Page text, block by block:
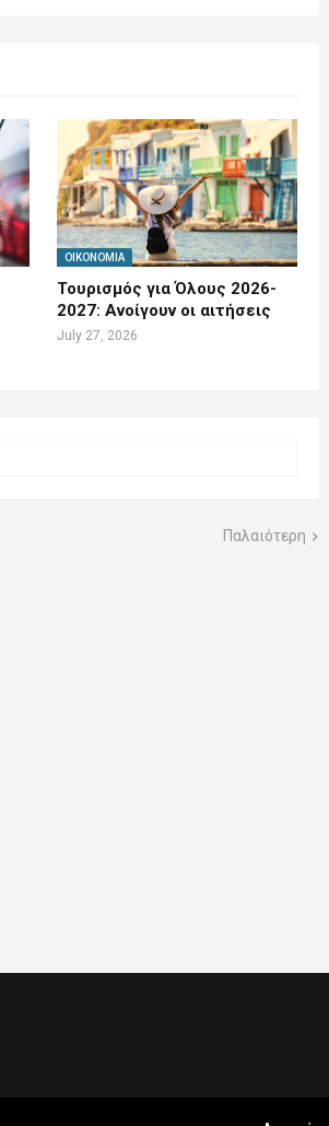
ΟΙΚΟΝΟΜΊΑ
Τουρισμός για Όλους 2026-
2027: Ανοίγουν οι αιτήσεις
July 27, 2026
Παλαιότερη